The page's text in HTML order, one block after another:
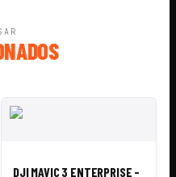
DJI MAVIC 3 ENTERPRISE -